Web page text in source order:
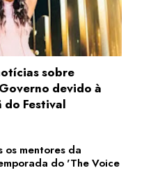
sobre
devido à
Festival
os mentores da
do 'The Voice